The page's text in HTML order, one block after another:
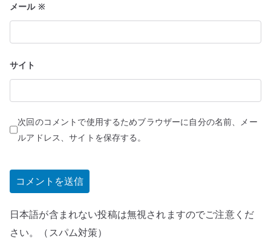
メール ※
サイト
次回のコメントで使用するためブラウザーに自分の名前、メー
ルアドレス、サイトを保存する。
日本語が含まれない投稿は無視されますのでご注意くだ
さい。（スパム対策）